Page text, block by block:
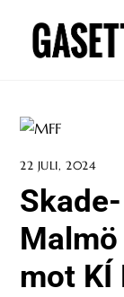
content
22 JULI, 2024
mot KÍ